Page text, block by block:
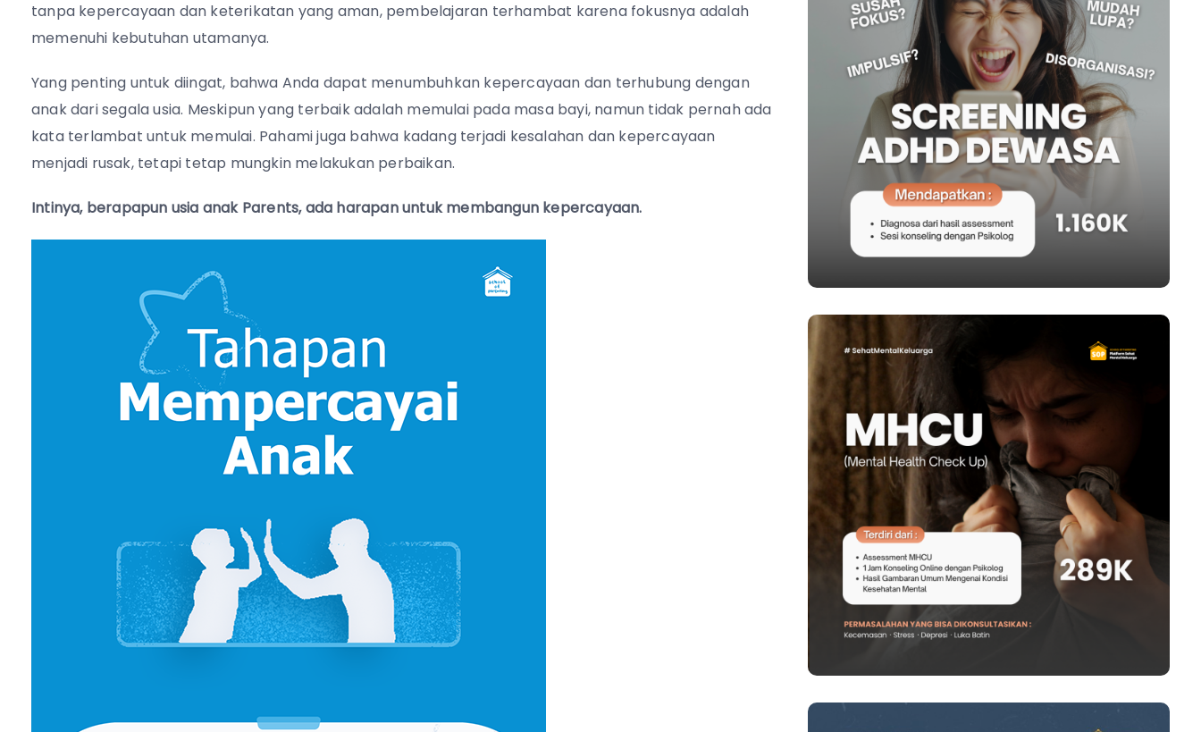
tanpa kepercayaan dan keterikatan yang aman, pembelajaran terhambat karena fokusnya adalah
memenuhi kebutuhan utamanya.
Yang penting untuk diingat, bahwa Anda dapat menumbuhkan kepercayaan dan terhubung dengan
anak dari segala usia. Meskipun yang terbaik adalah memulai pada masa bayi, namun tidak pernah ada
kata terlambat untuk memulai. Pahami juga bahwa kadang terjadi kesalahan dan kepercayaan
menjadi rusak, tetapi tetap mungkin melakukan perbaikan.
Intinya, berapapun usia anak Parents, ada harapan untuk membangun kepercayaan.